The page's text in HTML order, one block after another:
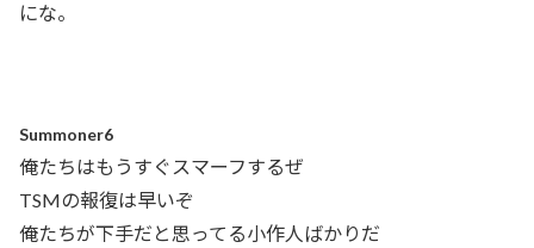
にな。
Summoner6
俺たちはもうすぐスマーフするぜ
TSMの報復は早いぞ
俺たちが下手だと思ってる小作人ばかりだ